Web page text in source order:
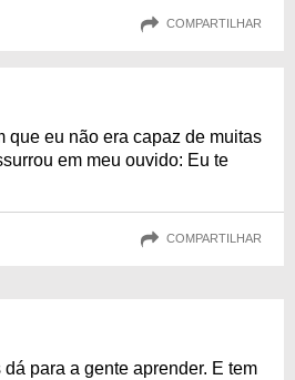
COMPARTILHAR
que eu não era capaz de muitas
em meu ouvido: Eu te
COMPARTILHAR
para a gente aprender. E tem